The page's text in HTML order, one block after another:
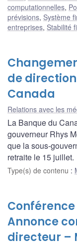
computationnelles,
prévisions, Système
entreprises, Stabilité
de
Canada
Relations avec les
La Banque du
gouverneur Rhys
que la sous-
retraite le 15 juillet.
Type(s) de contenu :
Annonce
directeur –